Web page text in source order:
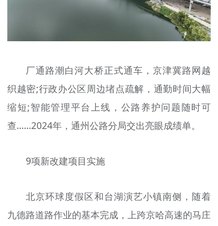
北京宣传文化引导基金
宣传思想文化人才
专题
资料库
+
厂通路潮白河大桥正式通车，京津冀路网越
织越密;行政办公区周边堵点疏解，通勤时间大幅
缩短;智能管理平台上线，公路养护问题随时可
查……2024年，通州公路分局交出亮眼成绩单。
9项新改建项目实施
北京环球度假区和台湖演艺小镇南侧，随着
九德路道路作业的基本完成，上跨京哈高速的马庄